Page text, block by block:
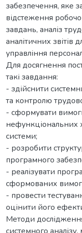
забезпечення, яке
відстеження
завдань, аналіз
аналітичних звітів
управління
Для досягнення
такі завдання:
- здійснити
та контролю
- сформувати
нефункціональних
системи;
- розробити
програмного
- реалізувати
сформованих
- провести
оцінити його
Методи